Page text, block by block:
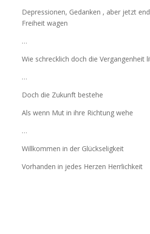
Depressionen, Gedanken , aber jetzt
Freiheit wagen
…
Wie schrecklich doch die Vergangenheit
…
Doch die Zukunft bestehe
Als wenn Mut in ihre Richtung wehe
…
Willkommen in der Glückseligkeit
Vorhanden in jedes Herzen Herrlichkeit